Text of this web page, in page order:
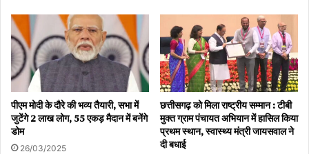
पीएम मोदी के दौरे की भव्य तैयारी, सभा में
जुटेंगे 2 लाख लोग, 55 एकड़ मैदान में बनेंगे
डोम
26/03/2025
छत्तीसगढ़ को मिला राष्ट्रीय सम्मान : टीबी
मुक्त ग्राम पंचायत अभियान में हासिल किया
प्रथम स्थान, स्वास्थ्य मंत्री जायसवाल ने
दी बधाई